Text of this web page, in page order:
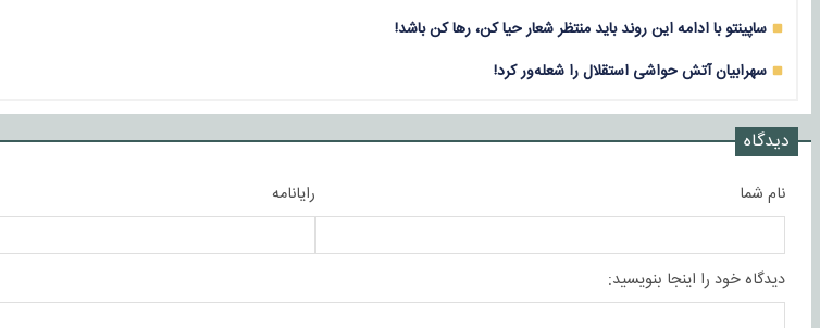
ساپینتو با ادامه این روند باید منتظر شعار حیا کن، رها کن باشد!
سهرابیان آتش حواشی استقلال را شعله‌ور کرد!
دیدگاه
نام شما رایانامه
دیدگاه خود را اینجا بنویسید: